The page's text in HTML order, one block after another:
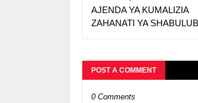
AJENDA YA KUMALIZIA
ZAHANATI YA
POST A COMMENT
0 Comments